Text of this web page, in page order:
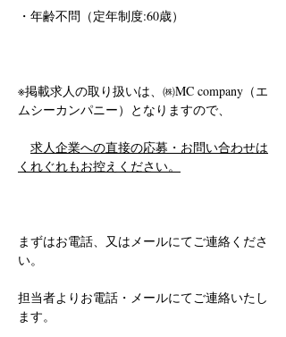
・年齢不問（定年制度:60歳）
※掲載求人の取り扱いは、㈱MC company（エ
ムシーカンパニー）となりますので、
求人企業への直接の応募・お問い合わせは
くれぐれもお控えください。
まずはお電話、又はメールにてご連絡くださ
い。
担当者よりお電話・メールにてご連絡いたし
ます。